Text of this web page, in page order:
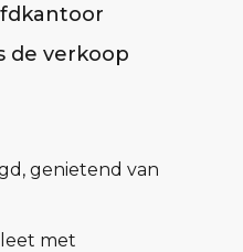
de verkoop
genietend van
met